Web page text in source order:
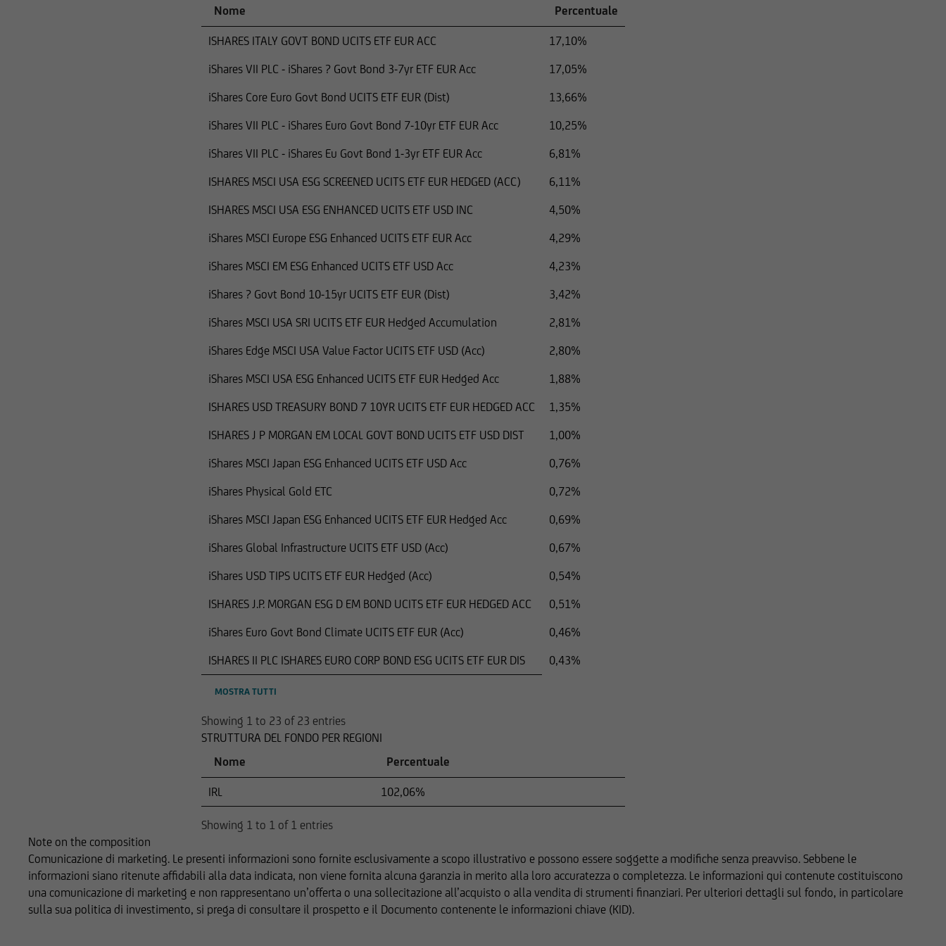
Nome
Percentuale
ISHARES ITALY GOVT BOND UCITS ETF EUR ACC
17,10%
iShares VII PLC - iShares ? Govt Bond 3-7yr ETF EUR Acc
17,05%
iShares Core Euro Govt Bond UCITS ETF EUR (Dist)
13,66%
iShares VII PLC - iShares Euro Govt Bond 7-10yr ETF EUR Acc
10,25%
iShares VII PLC - iShares Eu Govt Bond 1-3yr ETF EUR Acc
6,81%
ISHARES MSCI USA ESG SCREENED UCITS ETF EUR HEDGED (ACC)
6,11%
ISHARES MSCI USA ESG ENHANCED UCITS ETF USD INC
4,50%
iShares MSCI Europe ESG Enhanced UCITS ETF EUR Acc
4,29%
iShares MSCI EM ESG Enhanced UCITS ETF USD Acc
4,23%
iShares ? Govt Bond 10-15yr UCITS ETF EUR (Dist)
3,42%
iShares MSCI USA SRI UCITS ETF EUR Hedged Accumulation
2,81%
iShares Edge MSCI USA Value Factor UCITS ETF USD (Acc)
2,80%
iShares MSCI USA ESG Enhanced UCITS ETF EUR Hedged Acc
1,88%
ISHARES USD TREASURY BOND 7 10YR UCITS ETF EUR HEDGED ACC
1,35%
ISHARES J P MORGAN EM LOCAL GOVT BOND UCITS ETF USD DIST
1,00%
iShares MSCI Japan ESG Enhanced UCITS ETF USD Acc
0,76%
iShares Physical Gold ETC
0,72%
iShares MSCI Japan ESG Enhanced UCITS ETF EUR Hedged Acc
0,69%
iShares Global Infrastructure UCITS ETF USD (Acc)
0,67%
iShares USD TIPS UCITS ETF EUR Hedged (Acc)
0,54%
ISHARES J.P. MORGAN ESG D EM BOND UCITS ETF EUR HEDGED ACC
0,51%
iShares Euro Govt Bond Climate UCITS ETF EUR (Acc)
0,46%
ISHARES II PLC ISHARES EURO CORP BOND ESG UCITS ETF EUR DIS
0,43%
MOSTRA TUTTI
Showing 1 to 23 of 23 entries
STRUTTURA DEL FONDO PER REGIONI
Nome
Percentuale
IRL 102,06%
Showing 1 to 1 of 1 entries
Note on the composition
Comunicazione di marketing. Le presenti informazioni sono fornite esclusivamente a scopo illustrativo e possono essere soggette a modifiche senza preavviso. Sebbene le
informazioni siano ritenute affidabili alla data indicata, non viene fornita alcuna garanzia in merito alla loro accuratezza o completezza. Le informazioni qui contenute costituiscono
una comunicazione di marketing e non rappresentano un’offerta o una sollecitazione all’acquisto o alla vendita di strumenti finanziari. Per ulteriori dettagli sul fondo, in particolare
sulla sua politica di investimento, si prega di consultare il prospetto e il Documento contenente le informazioni chiave (KID).
Securities Act.
I titoli citati nelle seguenti informazioni non possono essere pertanto trasferiti a cittadini statunitensi o ad
altri soggetti negli Stati Uniti, salvo il caso in cui la relativa operazione non debba essere registrata ai sensi